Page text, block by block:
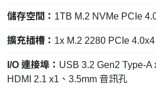
儲存空間： 1TB M.2 NVMe PCIe
擴充插槽： 1x M.2 2280 PCIe 4.0x4
I/O 連接埠： USB 3.2 Gen2 Type-A
HDMI 2.1 x1、3.5mm 音訊孔